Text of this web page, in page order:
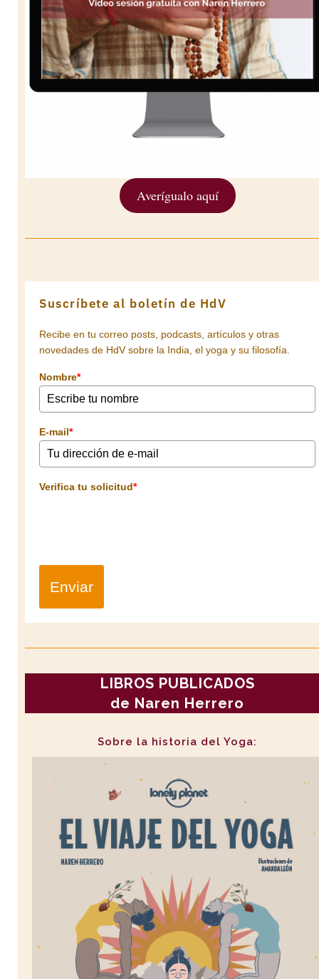
Averígualo aquí
Suscríbete al boletín de HdV
Recibe en tu correo posts, podcasts, artículos y otras
novedades de HdV sobre la India, el yoga y su filosofía.
Nombre*
E-mail*
Verifica tu solicitud*
Enviar
LIBROS PUBLICADOS
de Naren Herrero
Sobre la historia del Yoga: